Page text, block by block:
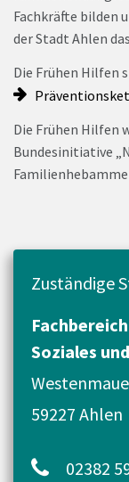
Fachkräfte bilden
der Stadt Ahlen
Die Frühen Hilfen
Die Frühen Hilfen
Bundesinitiative
Zuständige
Soziales
59227 Ahlen
02382